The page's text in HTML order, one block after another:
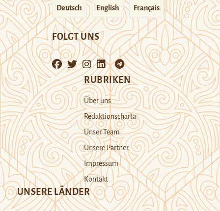
Deutsch English Français
FOLGT UNS
RUBRIKEN
Über uns
Redaktionscharta
Unser Team
Unsere Partner
Impressum
Kontakt
UNSERE LÄNDER